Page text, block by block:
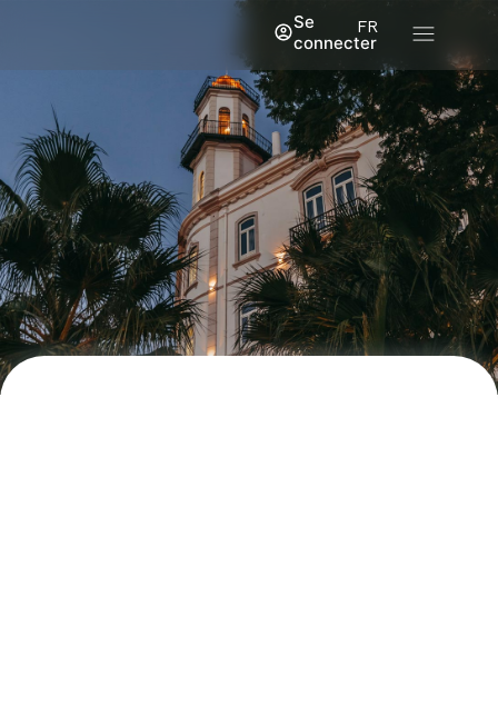
FR
Se
connecter